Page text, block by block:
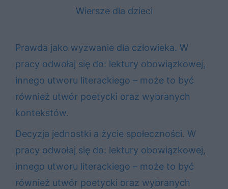
Wiersze dla dzieci
Prawda jako wyzwanie dla człowieka. W
pracy odwołaj się do: lektury obowiązkowej,
innego utworu literackiego – może to być
również utwór poetycki oraz wybranych
kontekstów.
Decyzja jednostki a życie społeczności. W
pracy odwołaj się do: lektury obowiązkowej,
innego utworu literackiego – może to być
również utwór poetycki oraz wybranych